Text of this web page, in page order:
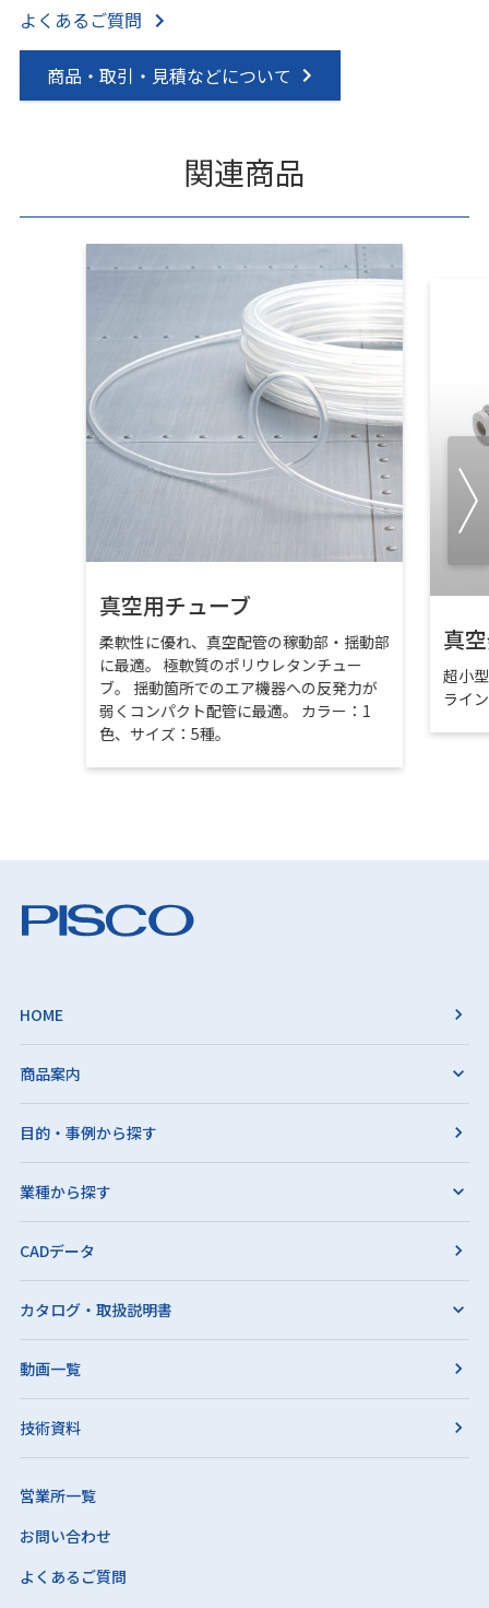
よくあるご質問
商品・取引・見積などについて
関連商品
真空用チューブ
柔軟性に優れ、真空配管の稼動部・揺動部
に最適。 極軟質のポリウレタンチュー
ブ。 揺動箇所でのエア機器への反発力が
弱くコンパクト配管に最適。 カラー：1
色、サイズ：5種。
真
超小
ライ
HOME
商品案内
目的・事例から探す
業種から探す
CADデータ
カタログ・取扱説明書
動画一覧
技術資料
営業所一覧
お問い合わせ
よくあるご質問